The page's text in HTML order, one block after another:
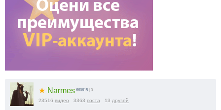
★ Narmes 660615 | 0
23516 видео 3363 поста 13 друзей